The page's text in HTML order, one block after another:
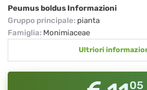
Peumus boldus Informazioni
Gruppo principale: pianta
Famiglia: Monimiaceae
Ultriori
05